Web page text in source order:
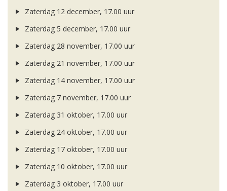
Zaterdag 12 december, 17.00 uur
Zaterdag 5 december, 17.00 uur
Zaterdag 28 november, 17.00 uur
Zaterdag 21 november, 17.00 uur
Zaterdag 14 november, 17.00 uur
Zaterdag 7 november, 17.00 uur
Zaterdag 31 oktober, 17.00 uur
Zaterdag 24 oktober, 17.00 uur
Zaterdag 17 oktober, 17.00 uur
Zaterdag 10 oktober, 17.00 uur
Zaterdag 3 oktober, 17.00 uur